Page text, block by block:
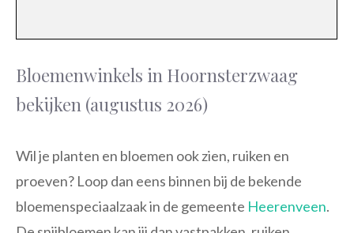
Bloemenwinkels in Hoornsterzwaag
bekijken (augustus 2026)
Wil je planten en bloemen ook zien, ruiken en
proeven? Loop dan eens binnen bij de bekende
bloemenspeciaalzaak in de gemeente Heerenveen.